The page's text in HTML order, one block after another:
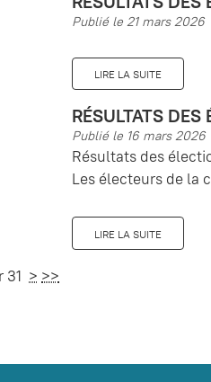
Publié le 21 mars 2026
LIRE LA SUITE
RÉSULTATS
Publié le 16 mars 2026
Résultats des
Les électeurs de la
LIRE LA SUITE
31 > >>